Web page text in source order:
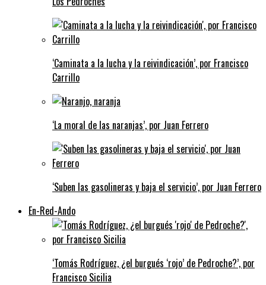
‘Caminata a la lucha y la reivindicación’, por Francisco
Carrillo
‘La moral de las naranjas’, por Juan Ferrero
‘Suben las gasolineras y baja el servicio’, por Juan Ferrero
En-Red-Ando
‘Tomás Rodríguez, ¿el burgués ‘rojo’ de Pedroche?’, por
Francisco Sicilia